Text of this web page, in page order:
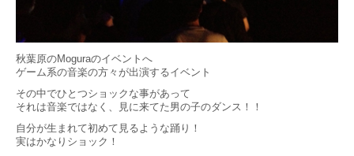
秋葉原のMoguraのイベントへ
ゲーム系の音楽の方々が出演するイベント
その中でひとつショックな事があって
それは音楽ではなく、見に来てた男の子のダンス！！
自分が生まれて初めて見るような踊り！
実はかなりショック！